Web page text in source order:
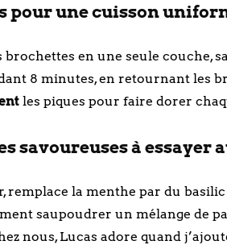
pour une cuisson
brochettes en une seule couche,
8 minutes, en retournant les
les piques pour faire dorer
savoureuses à essayer
remplace la menthe par du
saupoudrer un mélange de
nous, Lucas adore quand